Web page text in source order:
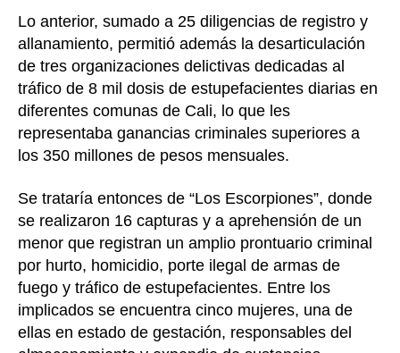
Lo anterior, sumado a 25 diligencias de registro y
allanamiento, permitió además la desarticulación
de tres organizaciones delictivas dedicadas al
tráfico de 8 mil dosis de estupefacientes diarias en
diferentes comunas de Cali, lo que les
representaba ganancias criminales superiores a
los 350 millones de pesos mensuales.
Se trataría entonces de “Los Escorpiones”, donde
se realizaron 16 capturas y a aprehensión de un
menor que registran un amplio prontuario criminal
por hurto, homicidio, porte ilegal de armas de
fuego y tráfico de estupefacientes. Entre los
implicados se encuentra cinco mujeres, una de
ellas en estado de gestación, responsables del